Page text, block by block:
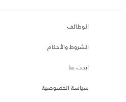
الوظائف
الشروط والأحكام
ابحث عنا
سياسة الخصوصية